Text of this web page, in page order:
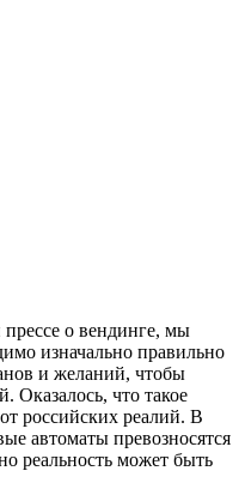
о вендинге, мы
изначально правильно
и желаний, чтобы
Оказалось, что такое
российских реалий. В
автоматы превозносятся
реальность может быть